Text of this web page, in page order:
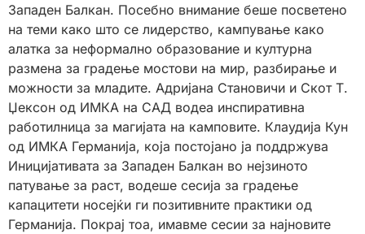
Западен Балкан. Посебно внимание беше посветено
на теми како што се лидерство, кампување како
алатка за неформално образование и културна
размена за градење мостови на мир, разбирање и
можности за младите. Адријана Становичи и Скот Т.
Џексон од ИМКА на САД водеа инспиративна
работилница за магијата на камповите. Клаудија Кун
од ИМКА Германија, која постојано ја поддржува
Иницијативата за Западен Балкан во нејзиното
патување за раст, водеше сесија за градење
капацитети носејќи ги позитивните практики од
Германија. Покрај тоа, имавме сесии за најновите